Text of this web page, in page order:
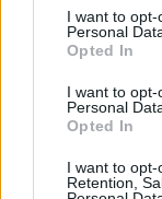
consent section.
I want to
Personal
Opted In
I want to
Personal
Opted In
I want to opt-
Retention,
που είχε καιρό
Μάλιστα οι
σχολιάσουν ότι
της είναι
φουντώνοντας